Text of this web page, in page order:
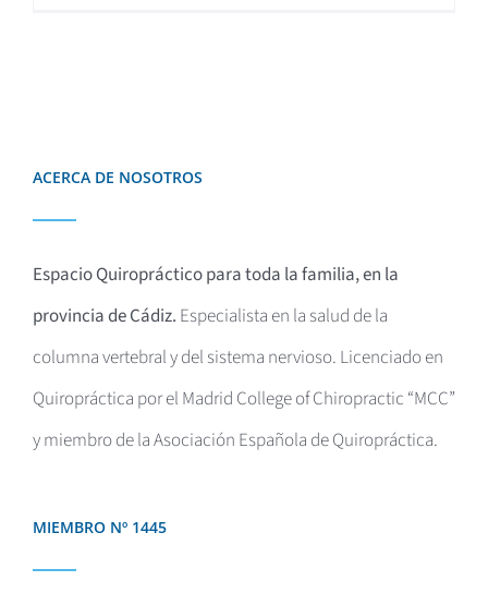
ACERCA DE NOSOTROS
Espacio Quiropráctico para toda la familia, en la
provincia de Cádiz. Especialista en la salud de la
columna vertebral y del sistema nervioso. Licenciado en
Quiropráctica por el Madrid College of Chiropractic “MCC”
y miembro de la Asociación Española de Quiropráctica.
MIEMBRO Nº 1445